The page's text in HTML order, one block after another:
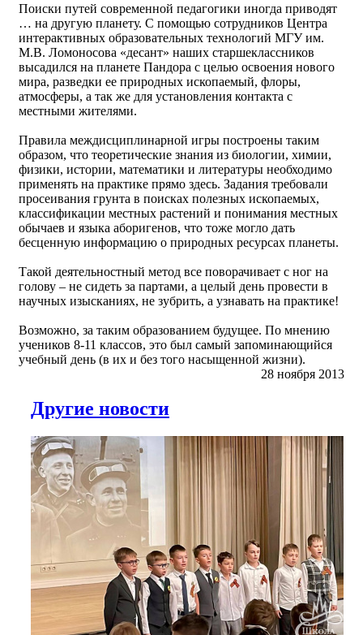
Поиски путей современной педагогики иногда приводят
… на другую планету. С помощью сотрудников Центра
интерактивных образовательных технологий МГУ им.
М.В. Ломоносова «десант» наших старшеклассников
высадился на планете Пандора с целью освоения нового
мира, разведки ее природных ископаемый, флоры,
атмосферы, а так же для установления контакта с
местными жителями.
Правила междисциплинарной игры построены таким
образом, что теоретические знания из биологии, химии,
физики, истории, математики и литературы необходимо
применять на практике прямо здесь. Задания требовали
просеивания грунта в поисках полезных ископаемых,
классификации местных растений и понимания местных
обычаев и языка аборигенов, что тоже могло дать
бесценную информацию о природных ресурсах планеты.
Такой деятельностный метод все поворачивает с ног на
голову – не сидеть за партами, а целый день провести в
научных изысканиях, не зубрить, а узнавать на практике!
Возможно, за таким образованием будущее. По мнению
учеников 8-11 классов, это был самый запоминающийся
учебный день (в их и без того насыщенной жизни).
28 ноября 2013
Другие новости